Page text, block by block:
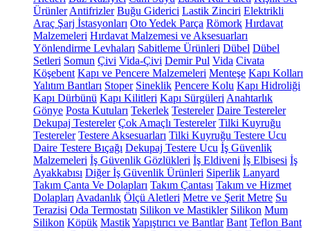
Ürünler Antifrizler Buğu Giderici Lastik Zinciri Elektrikli
Araç Şarj İstasyonları Oto Yedek Parça Römork Hırdavat
Malzemeleri Hırdavat Malzemesi ve Aksesuarları
Yönlendirme Levhaları Sabitleme Ürünleri Dübel Dübel
Setleri Somun Çivi Vida-Çivi Demir Pul Vida Civata
Köşebent Kapı ve Pencere Malzemeleri Menteşe Kapı Kolları
Yalıtım Bantları Stoper Sineklik Pencere Kolu Kapı Hidroliği
Kapı Dürbünü Kapı Kilitleri Kapı Sürgüleri Anahtarlık
Gönye Posta Kutuları Tekerlek Testereler Daire Testereler
Dekupaj Testereler Çok Amaçlı Testereler Tilki Kuyruğu
Testereler Testere Aksesuarları Tilki Kuyruğu Testere Ucu
Daire Testere Bıçağı Dekupaj Testere Ucu İş Güvenlik
Malzemeleri İş Güvenlik Gözlükleri İş Eldiveni İş Elbisesi İş
Ayakkabısı Diğer İş Güvenlik Ürünleri Siperlik Lanyard
Takım Çanta Ve Dolapları Takım Çantası Takım ve Hizmet
Dolapları Avadanlık Ölçü Aletleri Metre ve Şerit Metre Su
Terazisi Oda Termostatı Silikon ve Mastikler Silikon Mum
Silikon Köpük MastikYapıştırıcı ve Bantlar Bant Teflon Bant